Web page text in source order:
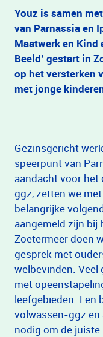
Youz is samen
van Parnassia en
Maatwerk en Kind
Beeld’ gestart in
op het versterken
met jonge
Gezinsgericht
speerpunt van
aandacht voor
ggz, zetten we
belangrijke
aangemeld zijn bij
Zoetermeer doen
gesprek met
welbevinden. Veel
met
leefgebieden. Een
volwassen-ggz en
nodig om de